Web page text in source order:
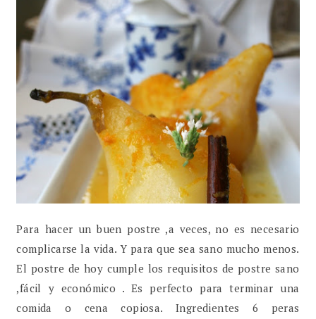
Para hacer un buen postre ,a veces, no es necesario
complicarse la vida. Y para que sea sano mucho menos.
El postre de hoy cumple los requisitos de postre sano
,fácil y económico . Es perfecto para terminar una
comida o cena copiosa. Ingredientes 6 peras